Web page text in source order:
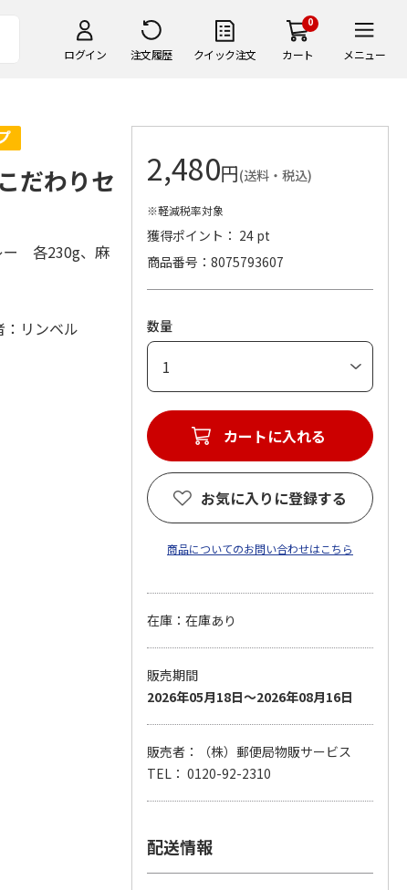
ログイン 注文履歴 クイック注文
0
カート メニュー
手】ハッピーグリー
【グリーティング切
手】グリーティング
通切手・千鳥（1シ
だわりセ
ー 各230g、麻
リンベル
2,480円(送料・税込)
※軽減税率対象
獲得ポイント： 24 pt
商品番号
8075793607
数量
カートに入れる
お気に入りに登録する
商品についてのお問い合わせはこちら
在庫：在庫あり
販売期間
2026年05月18日～2026年08月16日
販売者：（株）郵便局物販サービス
TEL： 0120-92-2310
配送情報